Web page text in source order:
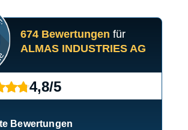
674 Bewertungen für
ALMAS INDUSTRIES AG
4,8/5
Bewertungen